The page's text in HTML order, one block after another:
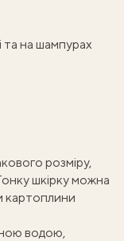
та на шампурах
розміру,
шкірку можна
картоплини
водою,